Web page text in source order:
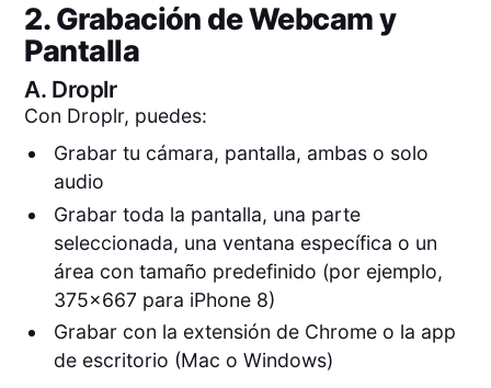
2. Grabación de Webcam y
Pantalla
A. Droplr
Con Droplr, puedes:
Grabar tu cámara, pantalla, ambas o solo
audio
Grabar toda la pantalla, una parte
seleccionada, una ventana específica o un
área con tamaño predefinido (por ejemplo,
375x667 para iPhone 8)
Grabar con la extensión de Chrome o la app
de escritorio (Mac o Windows)